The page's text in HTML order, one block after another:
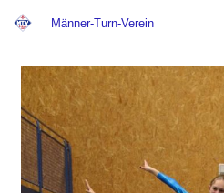
Männer-Turn-Verein